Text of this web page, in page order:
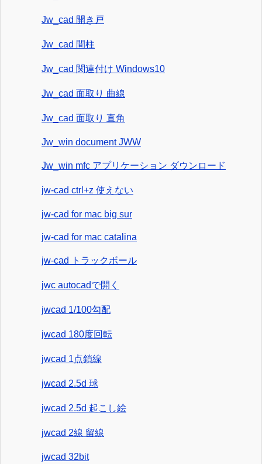
Jw_cad 開き戸
Jw_cad 間柱
Jw_cad 関連付け Windows10
Jw_cad 面取り 曲線
Jw_cad 面取り 直角
Jw_win document JWW
Jw_win mfc アプリケーション ダウンロード
jw-cad ctrl+z 使えない
jw-cad for mac big sur
jw-cad for mac catalina
jw-cad トラックボール
jwc autocadで開く
jwcad 1/100勾配
jwcad 180度回転
jwcad 1点鎖線
jwcad 2.5d 球
jwcad 2.5d 起こし絵
jwcad 2線 留線
jwcad 32bit